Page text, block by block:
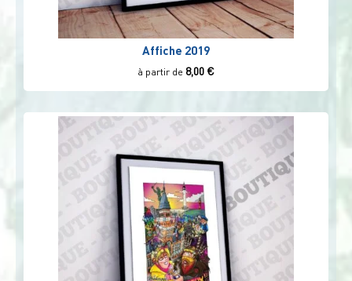
Affiche 2019
à partir de 8,00 €